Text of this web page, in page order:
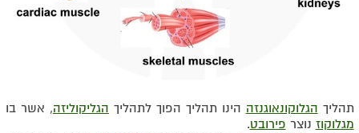
תהליך הגלוקונאוגנזה הינו תהליך הפוך לתהליך הגליקוליזה, אשר בו
מגלוקוז נוצר פירובט.